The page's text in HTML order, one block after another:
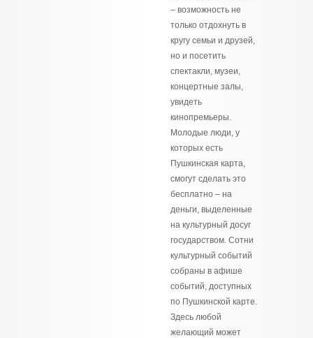
– возможность не
только отдохнуть в
кругу семьи и друзей,
но и посетить
спектакли, музеи,
концертные залы,
увидеть
кинопремьеры.
Молодые люди, у
которых есть
Пушкинская карта,
смогут сделать это
бесплатно – на
деньги, выделенные
на культурный досуг
государством. Сотни
культурный событий
собраны в афише
событий, доступных
по Пушкинской карте.
Здесь любой
желающий может